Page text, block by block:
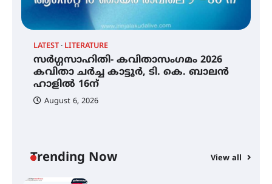
LATEST LITERATURE
സർഗ്ഗസാഹിതി- കവിതാസംഗമം 2026
കവിതാ ചർച്ച കാട്ടൂർ, ടി. കെ. ബാലൻ
ഹാളിൽ 16ന്
August 6, 2026
Trending Now View all
തോമാസ് (69) അന്തരിച്ചു
സർഗ്ഗസാഹിതി- കവിതാസംഗമം
2026 കവിതാ ചർച്ച കാട്ടൂർ, ടി. കെ.
ബാലൻ ഹാളിൽ 16ന്